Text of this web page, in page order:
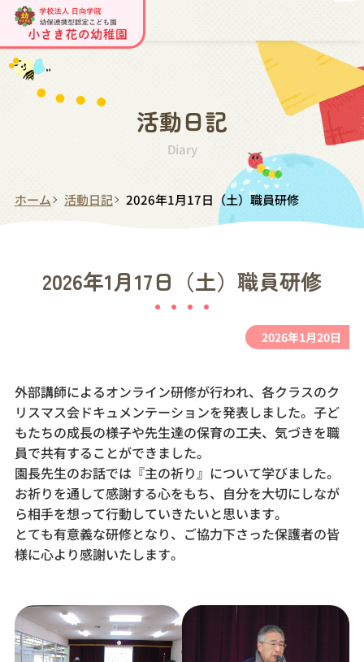
活動日記
Diary
ホーム 活動日記 2026年1月17日（土）職員研修
2026年1月17日（土）職員研修
2026年1月20日
外部講師によるオンライン研修が行われ、各クラスのク
リスマス会ドキュメンテーションを発表しました。子ど
もたちの成長の様子や先生達の保育の工夫、気づきを職
員で共有することができました。
園長先生のお話では『主の祈り』について学びました。
お祈りを通して感謝する心をもち、自分を大切にしなが
ら相手を想って行動していきたいと思います。
とても有意義な研修となり、ご協力下さった保護者の皆
様に心より感謝いたします。